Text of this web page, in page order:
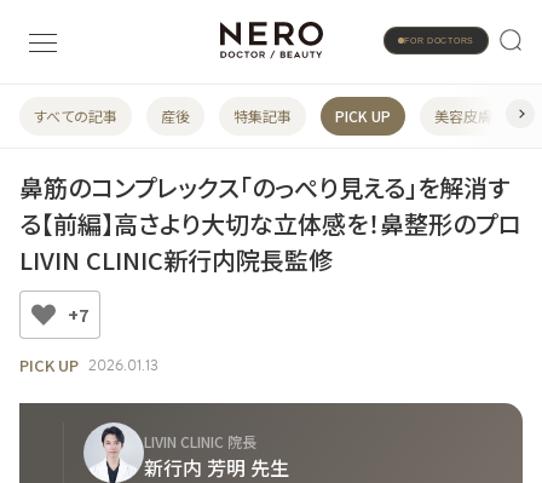
FOR DOCTORS
すべての記事 産後 特集記事 PICK UP 美容皮膚科
鼻筋のコンプレックス「のっぺり見える」を解消す
る【前編】高さより大切な立体感を！鼻整形のプロ
LIVIN CLINIC新行内院長監修
+7
PICK UP 2026.01.13
LIVIN CLINIC 院長
新行内 芳明 先生